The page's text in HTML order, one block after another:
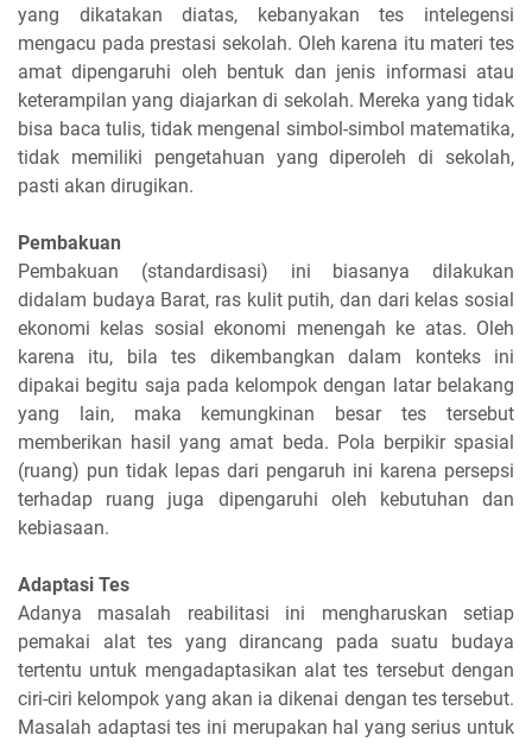
yang dikatakan diatas, kebanyakan tes intelegensi
mengacu pada prestasi sekolah. Oleh karena itu materi tes
amat dipengaruhi oleh bentuk dan jenis informasi atau
keterampilan yang diajarkan di sekolah. Mereka yang tidak
bisa baca tulis, tidak mengenal simbol-simbol matematika,
tidak memiliki pengetahuan yang diperoleh di sekolah,
pasti akan dirugikan.
Pembakuan
Pembakuan (standardisasi) ini biasanya dilakukan
didalam budaya Barat, ras kulit putih, dan dari kelas sosial
ekonomi kelas sosial ekonomi menengah ke atas. Oleh
karena itu, bila tes dikembangkan dalam konteks ini
dipakai begitu saja pada kelompok dengan latar belakang
yang lain, maka kemungkinan besar tes tersebut
memberikan hasil yang amat beda. Pola berpikir spasial
(ruang) pun tidak lepas dari pengaruh ini karena persepsi
terhadap ruang juga dipengaruhi oleh kebutuhan dan
kebiasaan.
Adaptasi Tes
Adanya masalah reabilitasi ini mengharuskan setiap
pemakai alat tes yang dirancang pada suatu budaya
tertentu untuk mengadaptasikan alat tes tersebut dengan
ciri-ciri kelompok yang akan ia dikenai dengan tes tersebut.
Masalah adaptasi tes ini merupakan hal yang serius untuk